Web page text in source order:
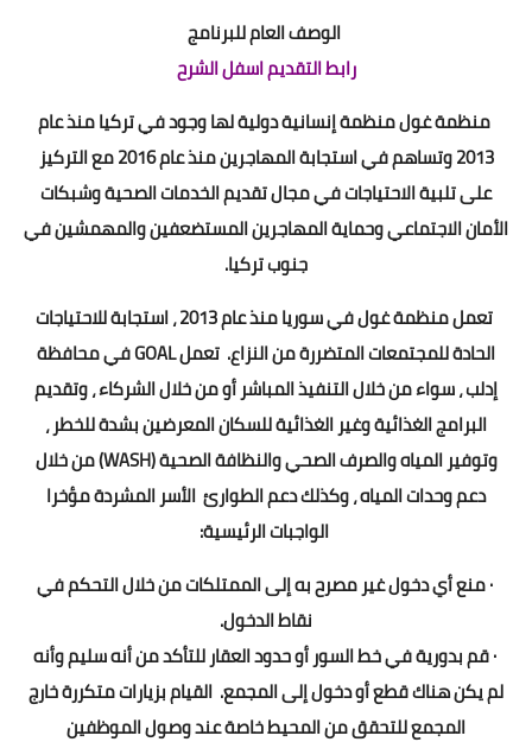
الوصف العام للبرنامج
رابط التقديم اسفل الشرح
منظمة غول منظمة إنسانية دولية لها وجود في تركيا منذ عام
2013 وتساهم في استجابة المهاجرين منذ عام 2016 مع التركيز
على تلبية الاحتياجات في مجال تقديم الخدمات الصحية وشبكات
الأمان الاجتماعي وحماية المهاجرين المستضعفين والمهمشين في
جنوب تركيا.
تعمل منظمة غول في سوريا منذ عام 2013 ، استجابة للاحتياجات
الحادة للمجتمعات المتضررة من النزاع. تعمل GOAL في محافظة
إدلب ، سواء من خلال التنفيذ المباشر أو من خلال الشركاء ، وتقديم
البرامج الغذائية وغير الغذائية للسكان المعرضين بشدة للخطر ،
وتوفير المياه والصرف الصحي والنظافة الصحية (WASH) من خلال
دعم وحدات المياه ، وكذلك دعم الطوارئ الأسر المشردة مؤخرا
الواجبات الرئيسية:
· منع أي دخول غير مصرح به إلى الممتلكات من خلال التحكم في
نقاط الدخول.
· قم بدورية في خط السور أو حدود العقار للتأكد من أنه سليم وأنه
لم يكن هناك قطع أو دخول إلى المجمع. القيام بزيارات متكررة خارج
المجمع للتحقق من المحيط خاصة عند وصول الموظفين